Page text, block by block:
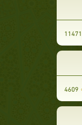
11471
4609